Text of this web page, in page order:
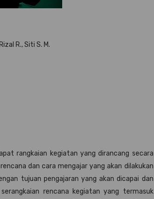
R., Siti S. M.
rangkaian kegiatan yang dirancang secara
dan cara mengajar yang akan dilakukan
tujuan pengajaran yang akan dicapai dan
rencana kegiatan yang termasuk